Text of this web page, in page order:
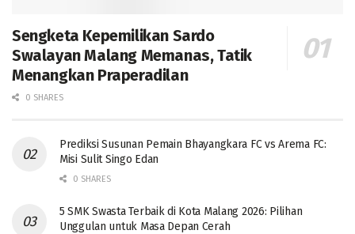
Sengketa Kepemilikan Sardo
Swalayan Malang Memanas, Tatik
Menangkan Praperadilan
0 SHARES
Prediksi Susunan Pemain Bhayangkara FC vs Arema FC:
Misi Sulit Singo Edan
0 SHARES
5 SMK Swasta Terbaik di Kota Malang 2026: Pilihan
Unggulan untuk Masa Depan Cerah